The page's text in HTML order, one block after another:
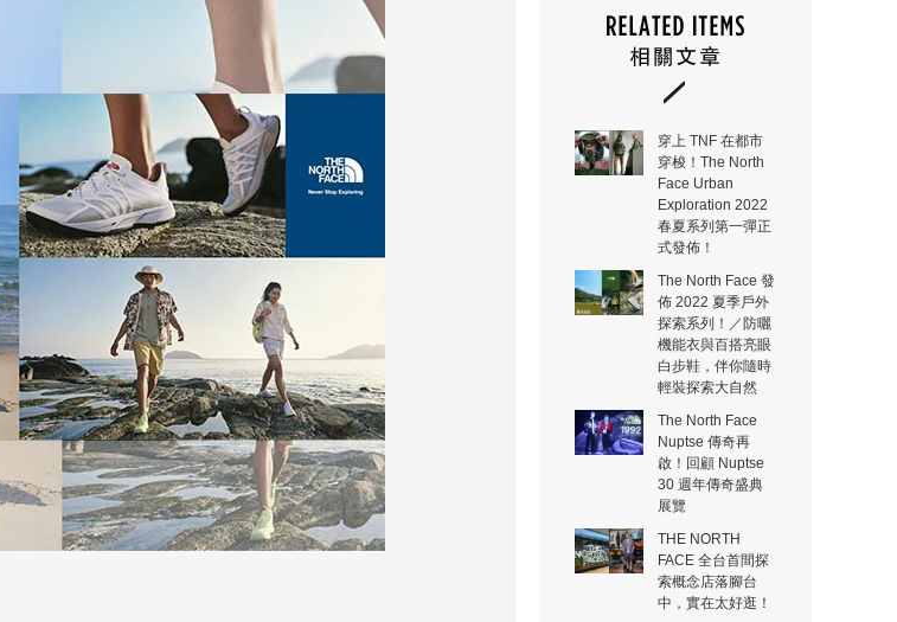
穿上 TNF 在都市
穿梭！The North
Face Urban
Exploration 2022
春夏系列第一彈正
式發佈！
The North Face 發
佈 2022 夏季戶外
探索系列！／防曬
機能衣與百搭亮眼
白步鞋，伴你隨時
輕裝探索大自然
The North Face
Nuptse 傳奇再
啟！回顧 Nuptse
30 週年傳奇盛典
展覽
THE NORTH
FACE 全台首間探
索概念店落腳台
中，實在太好逛！